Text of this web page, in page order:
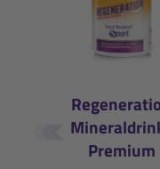
Premium